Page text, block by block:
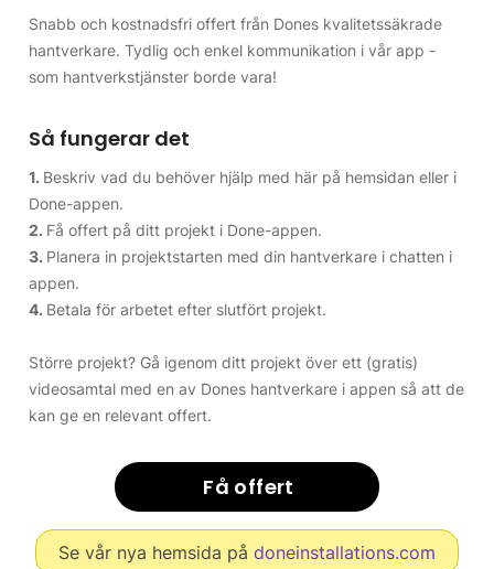
Snabb och kostnadsfri offert från Dones kvalitetssäkrade
hantverkare. Tydlig och enkel kommunikation i vår app -
som hantverkstjänster borde vara!
Så fungerar det
1. Beskriv vad du behöver hjälp med här på hemsidan eller i
Done-appen.
2. Få offert på ditt projekt i Done-appen.
3. Planera in projektstarten med din hantverkare i chatten i
appen.
4. Betala för arbetet efter slutfört projekt.
Större projekt? Gå igenom ditt projekt över ett (gratis)
videosamtal med en av Dones hantverkare i appen så att de
kan ge en relevant offert.
Få offert
Se vår nya hemsida på doneinstallations.com